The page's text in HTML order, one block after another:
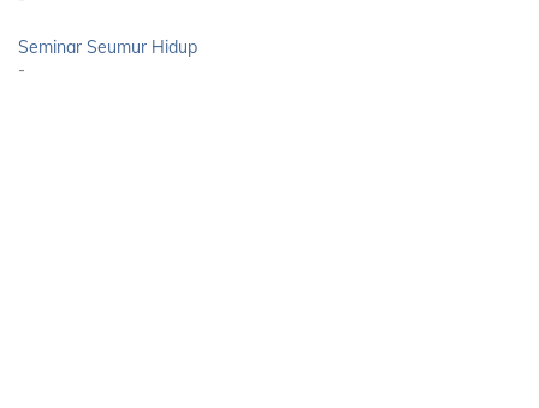
Seminar Seumur Hidup
-